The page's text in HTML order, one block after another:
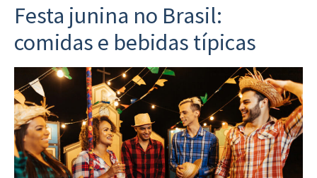
Festa junina no Brasil:
comidas e bebidas típicas